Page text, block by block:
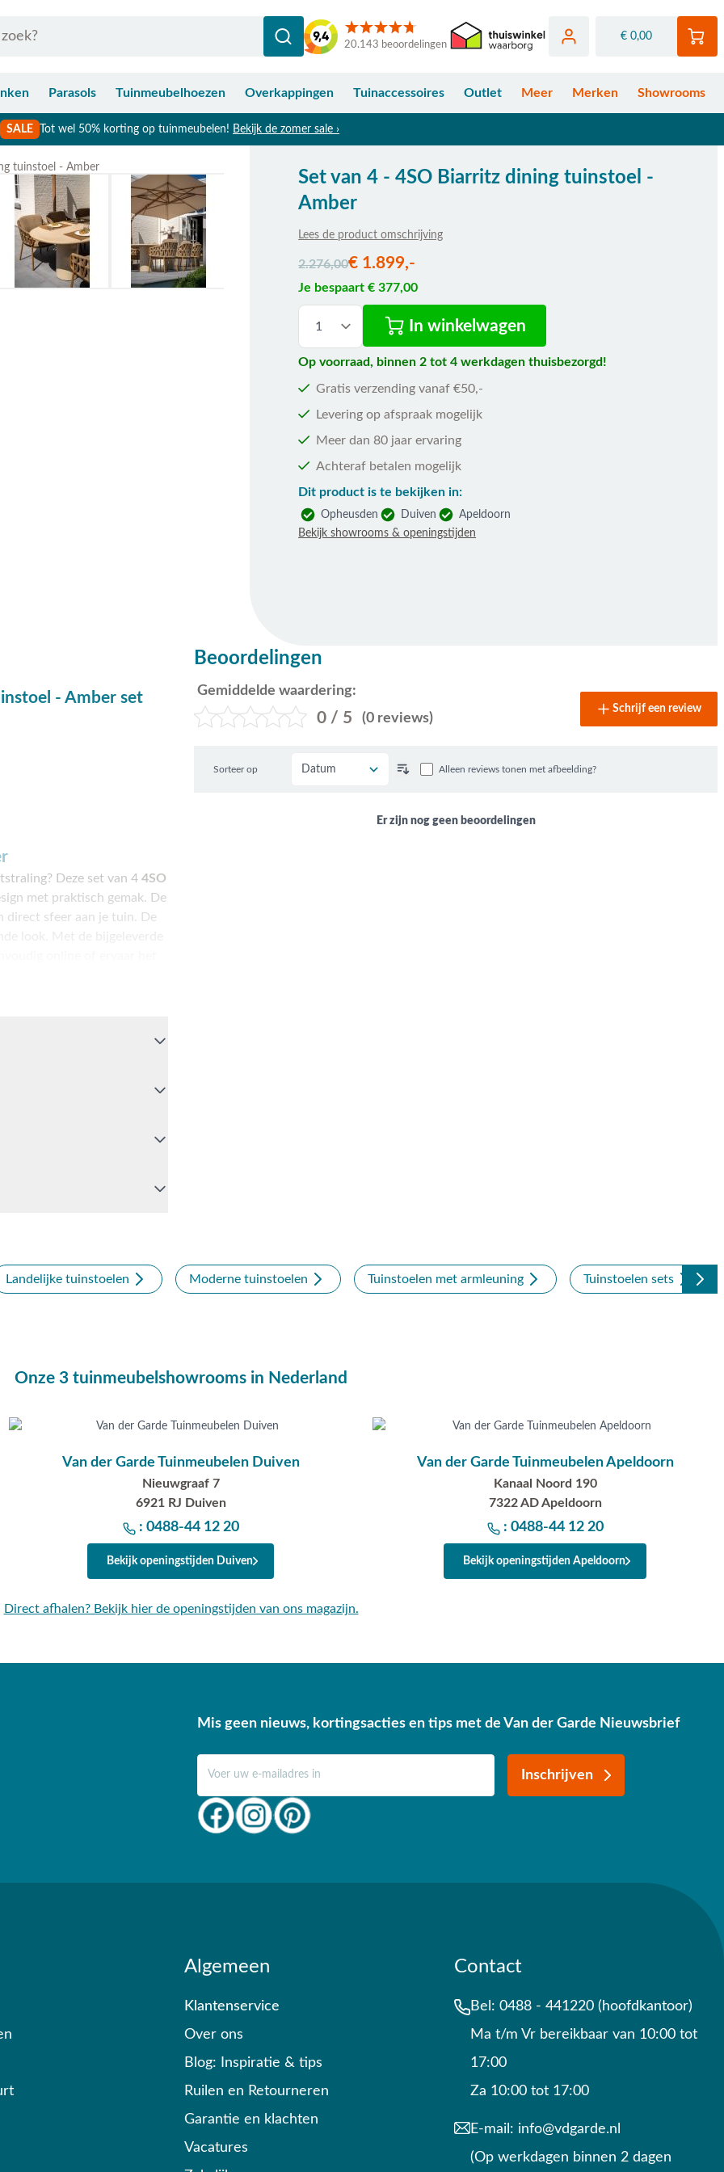
20.143 beoordelingen
€ 0,00
Parasols Tuinmeubelhoezen Overkappingen Tuinaccessoires Outlet Meer Merken Showrooms
SALE Tot wel 50% korting op tuinmeubelen! Bekijk de zomer sale ›
tuinstoel - Amber
Bekijk afmetingen
Set van 4 - 4SO Biarritz dining tuinstoel -
Amber
Lees de product omschrijving
2.276,00€ 1.899,-
Je bespaart € 377,00
In winkelwagen
Op voorraad, binnen 2 tot 4 werkdagen thuisbezorgd!
Gratis verzending vanaf €50,-
Levering op afspraak mogelijk
Meer dan 80 jaar ervaring
Achteraf betalen mogelijk
Dit product is te bekijken in:
Opheusden Duiven
Apeldoorn
Bekijk showrooms & openingstijden
- Amber set
Deze set van 4 4SO
met praktisch gemak. De
direct sfeer aan je tuin. De
4 stoelen is perfect voor aan
Duiven of
Beoordelingen
Gemiddelde waardering:
0 / 5 (0 reviews)
Schrijf een review
Alleen reviews tonen met afbeelding?
Sorteer op
Er zijn nog geen beoordelingen
Landelijke tuinstoelen Moderne tuinstoelen Tuinstoelen met armleuning Tuinstoelen sets
Onze 3 tuinmeubelshowrooms in Nederland
Van der Garde Tuinmeubelen Duiven
Nieuwgraaf 7
6921 RJ Duiven
: 0488-44 12 20
Bekijk openingstijden Duiven
Van der Garde Tuinmeubelen Apeldoorn
Kanaal Noord 190
7322 AD Apeldoorn
: 0488-44 12 20
Bekijk openingstijden Apeldoorn
Direct afhalen? Bekijk hier de openingstijden van ons magazijn.
Mis geen nieuws, kortingsacties en tips met de Van der Garde Nieuwsbrief
Inschrijven
Algemeen
Klantenservice
Over ons
Blog: Inspiratie & tips
Ruilen en Retourneren
Garantie en klachten
Vacatures
Contact
Bel: 0488 - 441220 (hoofdkantoor)
Ma t/m Vr bereikbaar van 10:00 tot
17:00
Za 10:00 tot 17:00
E-mail: info@vdgarde.nl
(Op werkdagen binnen 2 dagen